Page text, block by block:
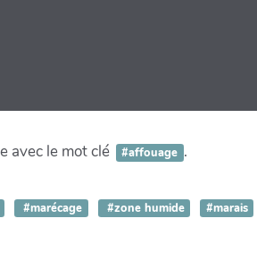
avec le mot clé #affouage .
#marécage #zone humide #marais